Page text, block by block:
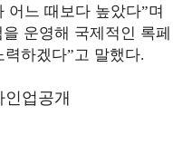
어느 때보다 높았다”며
운영해 국제적인 록페
력하겠다”고 말했다.
업공개